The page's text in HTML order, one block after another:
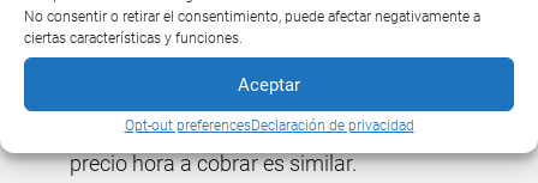
No consentir o retirar el consentimiento, puede afectar negativamente a
ciertas características y funciones.
Aceptar
Opt-out preferencesDeclaración de privacidad
empresa. El salario promedio oscila entre los $9
y los $14 a la hora.
: Caso idéntico al anterior pero en
lugar de en oficinas, en casas particulares. El
precio hora a cobrar es similar.